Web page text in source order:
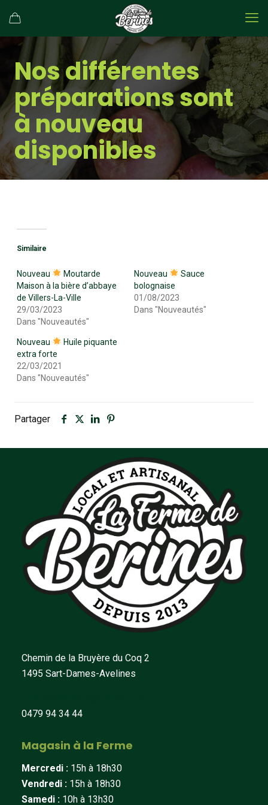
Nos différentes
préparations sont
à nouveau
disponibles
Similaire
Nouveau
Moutarde
Maison à la bière d’abbaye
de Villers-La-Ville
29/03/2023
Dans "Nouveautés"
Nouveau
Sauce
bolognaise
01/08/2023
Dans "Nouveautés"
Nouveau
Huile piquante
extra forte
22/03/2021
Dans "Nouveautés"
Partager
Chemin de la Bruyère du Coq 2
1495 Sart-Dames-Avelines
0479 94 34 44
Magasin à la Ferme
Mercredi : 15h à 18h30
Vendredi : 15h à 18h30
Samedi : 10h à 13h30